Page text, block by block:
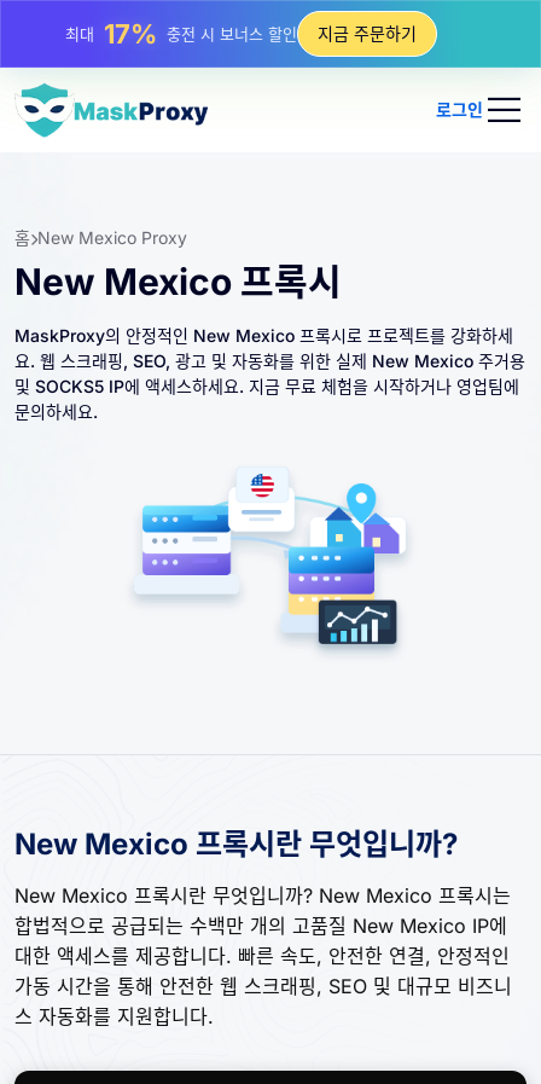
최대25%정적 IP 구매 할인 지금 주문하기
로그인
홈 New Mexico Proxy
New Mexico 프록시
MaskProxy의 안정적인 New Mexico 프록시로 프로젝트를 강화하세
요. 웹 스크래핑, SEO, 광고 및 자동화를 위한 실제 New Mexico 주거용
및 SOCKS5 IP에 액세스하세요. 지금 무료 체험을 시작하거나 영업팀에
문의하세요.
New Mexico 프록시란 무엇입니까?
New Mexico 프록시란 무엇입니까? New Mexico 프록시는
합법적으로 공급되는 수백만 개의 고품질 New Mexico IP에
대한 액세스를 제공합니다. 빠른 속도, 안전한 연결, 안정적인
가동 시간을 통해 안전한 웹 스크래핑, SEO 및 대규모 비즈니
스 자동화를 지원합니다.